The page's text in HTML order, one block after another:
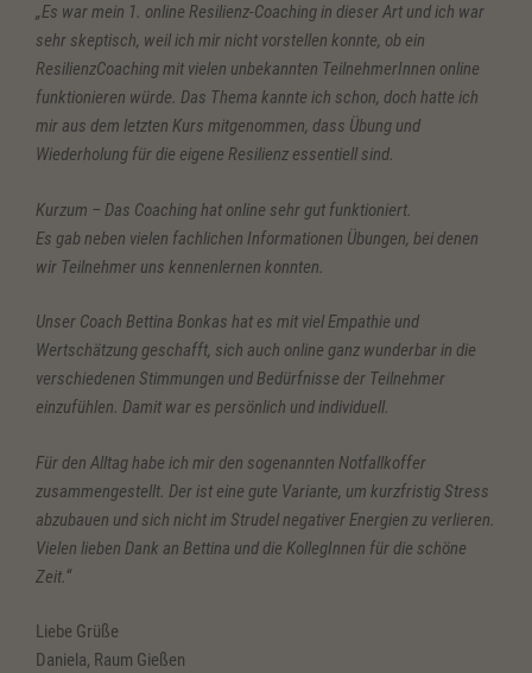
„Es war mein 1. online Resilienz-Coaching in dieser Art und ich war
sehr skeptisch, weil ich mir nicht vorstellen konnte, ob ein
ResilienzCoaching mit vielen unbekannten TeilnehmerInnen online
funktionieren würde. Das Thema kannte ich schon, doch hatte ich
mir aus dem letzten Kurs mitgenommen, dass Übung und
Wiederholung für die eigene Resilienz essentiell sind.
Kurzum – Das Coaching hat online sehr gut funktioniert.
Es gab neben vielen fachlichen Informationen Übungen, bei denen
wir Teilnehmer uns kennenlernen konnten.
Unser Coach Bettina Bonkas hat es mit viel Empathie und
Wertschätzung geschafft, sich auch online ganz wunderbar in die
verschiedenen Stimmungen und Bedürfnisse der Teilnehmer
einzufühlen. Damit war es persönlich und individuell.
Für den Alltag habe ich mir den sogenannten Notfallkoffer
zusammengestellt. Der ist eine gute Variante, um kurzfristig Stress
abzubauen und sich nicht im Strudel negativer Energien zu verlieren.
Vielen lieben Dank an Bettina und die KollegInnen für die schöne
Zeit.“
Liebe Grüße
Daniela, Raum Gießen